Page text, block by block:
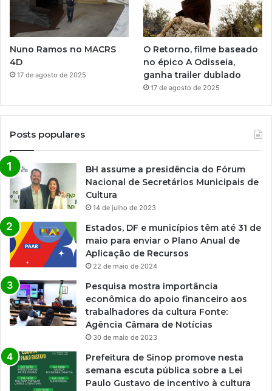
Nuno Ramos no MACRS
4D
17 de agosto de 2025
O Retorno, filme baseado
no épico A Odisseia,
ganha trailer dublado
17 de agosto de 2025
Posts populares
BH assume a presidência do Fórum
Nacional de Secretários Municipais de
Cultura
14 de julho de 2023
Estados, DF e municípios têm até 31 de
maio para enviar o Plano Anual de
Aplicação de Recursos
22 de maio de 2024
Pesquisa mostra importância
econômica do apoio financeiro aos
trabalhadores da cultura Fonte:
Agência Câmara de Notícias
30 de maio de 2023
Prefeitura de Sinop promove nesta
semana escuta pública sobre a Lei
Paulo Gustavo de incentivo à cultura